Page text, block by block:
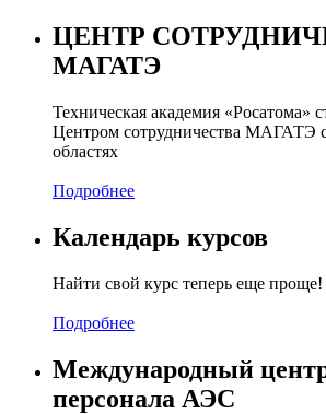
ЦЕНТР
МАГАТЭ
Техническая академия «Росатома»
Центром сотрудничества МАГАТЭ
областях
Подробнее
Календарь курсов
Найти свой курс теперь еще проще!
Подробнее
Международный
персонала АЭС